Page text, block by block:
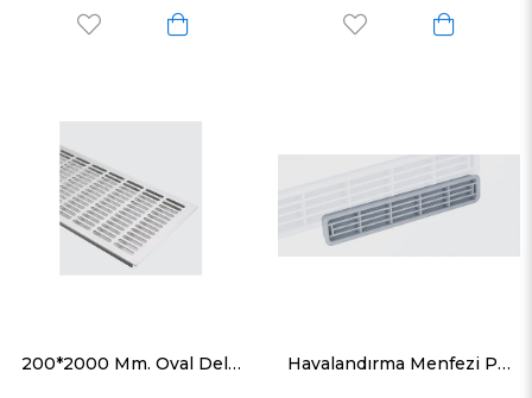
200*2000 Mm. Oval Delikli Alüminyum Havalandırma Menfezi Havalandırma Menfezi Plastik 30*200 Mm